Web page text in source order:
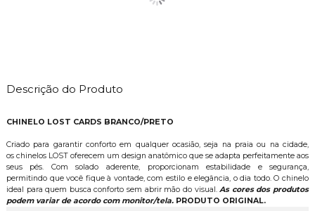
Descrição do Produto
CHINELO LOST CARDS BRANCO/PRETO
Criado para garantir conforto em qualquer ocasião, seja na praia ou na cidade,
os chinelos LOST oferecem um design anatômico que se adapta perfeitamente aos
seus pés. Com solado aderente, proporcionam estabilidade e segurança,
permitindo que você fique à vontade, com estilo e elegância, o dia todo. O chinelo
ideal para quem busca conforto sem abrir mão do visual.As cores dos produtos
podem variar de acordo com monitor/tela.PRODUTO ORIGINAL.